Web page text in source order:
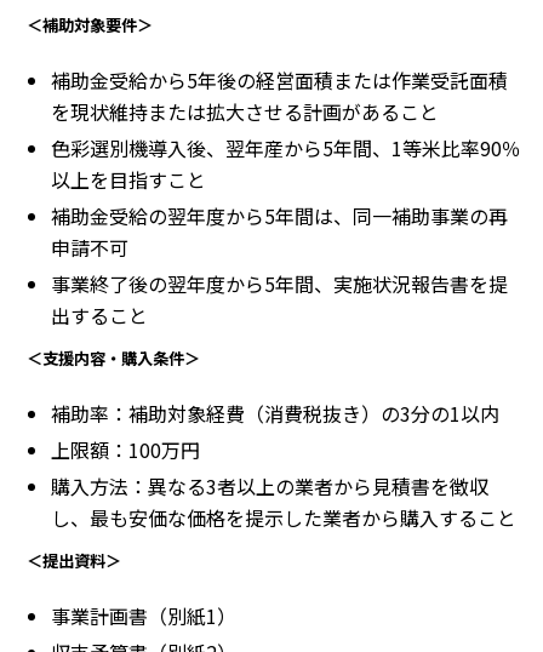
＜補助対象要件＞
補助金受給から5年後の経営面積または作業受託面積
を現状維持または拡大させる計画があること
色彩選別機導入後、翌年産から5年間、1等米比率90％
以上を目指すこと
補助金受給の翌年度から5年間は、同一補助事業の再
申請不可
事業終了後の翌年度から5年間、実施状況報告書を提
出すること
＜支援内容・購入条件＞
補助率：補助対象経費（消費税抜き）の3分の1以内
上限額：100万円
購入方法：異なる3者以上の業者から見積書を徴収
し、最も安価な価格を提示した業者から購入すること
＜提出資料＞
事業計画書（別紙1）